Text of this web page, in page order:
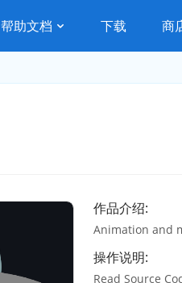
帮助文档 下载 商
作品介绍:
Animation and
操作说明:
Read Source